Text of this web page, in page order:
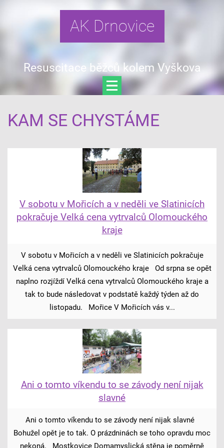
AK Drnovice
Resuscitace běžců kolem Vyškova
KAM SE CHYSTÁME
V sobotu v Mořicích a v neděli ve Slatinicích
pokračuje Velká cena vytrvalců Olomouckého
kraje
V sobotu v Mořicích a v neděli ve Slatinicích pokračuje
Velká cena vytrvalců Olomouckého kraje Od srpna se opět
naplno rozjíždí Velká cena vytrvalců Olomouckého kraje a
tak to bude následovat v podstatě každý týden až do
listopadu. Mořice V Mořicích vás v...
Ani o tomto víkendu to se závody není nijak
slavné
Ani o tomto víkendu to se závody není nijak slavné
Bohužel opět je to tak. O prázdninách se toho opravdu moc
nekoná. Mostkovice Domamyslická stěna je poměrně